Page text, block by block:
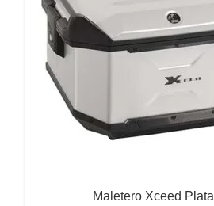
Maletero Xceed Plata